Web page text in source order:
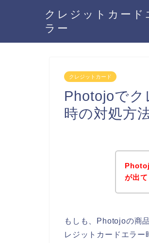
クレジットカード
ラー
クレジットカード
Photojoで
時の対処方法
が出
もしも、Photojoの商
レジットカードエラ